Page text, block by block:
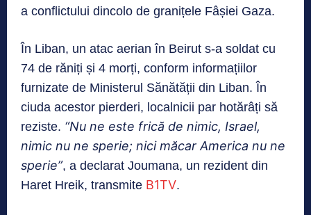
a conflictului dincolo de granițele Fâșiei Gaza.
În Liban, un atac aerian în Beirut s-a soldat cu
74 de răniți și 4 morți, conform informațiilor
furnizate de Ministerul Sănătății din Liban. În
ciuda acestor pierderi, localnicii par hotărâți să
reziste. “Nu ne este frică de nimic, Israel,
nimic nu ne sperie; nici măcar America nu ne
sperie”, a declarat Joumana, un rezident din
Haret Hreik, transmite B1TV.